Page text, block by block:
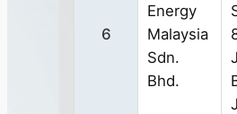
6
Energy
Malaysia
Sdn.
Bhd.